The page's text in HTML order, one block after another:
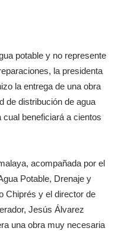
potable y no represente
la presidenta
la entrega de una obra
de distribución de agua
cual beneficiará a cientos
acompañada por el
Potable, Drenaje y
Chiprés y el director de
Jesús Álvarez
una obra muy necesaria